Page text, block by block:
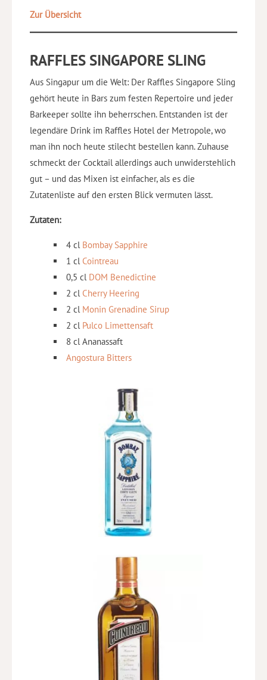
Zur Übersicht
RAFFLES SINGAPORE SLING
Aus Singapur um die Welt: Der Raffles Singapore Sling
gehört heute in Bars zum festen Repertoire und jeder
Barkeeper sollte ihn beherrschen. Entstanden ist der
legendäre Drink im Raffles Hotel der Metropole, wo
man ihn noch heute stilecht bestellen kann. Zuhause
schmeckt der Cocktail allerdings auch unwiderstehlich
gut – und das Mixen ist einfacher, als es die
Zutatenliste auf den ersten Blick vermuten lässt.
Zutaten:
4 cl Bombay Sapphire
1 cl Cointreau
0,5 cl DOM Benedictine
2 cl Cherry Heering
2 cl Monin Grenadine Sirup
2 cl Pulco Limettensaft
8 cl Ananassaft
Angostura Bitters